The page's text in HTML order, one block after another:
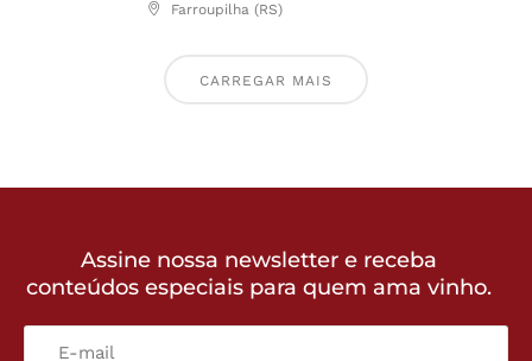
Farroupilha (RS)
CARREGAR MAIS
Assine nossa newsletter e receba
conteúdos especiais para quem ama vinho.